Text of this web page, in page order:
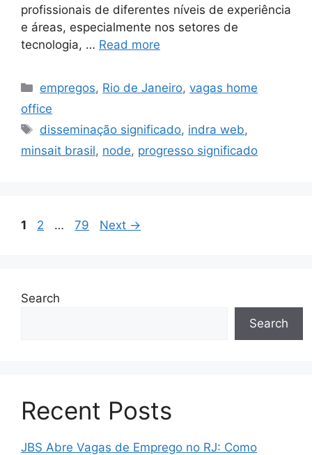
profissionais de diferentes níveis de experiência
e áreas, especialmente nos setores de
tecnologia, … Read more
Categories
empregos, Rio de Janeiro,vagas home
office
Tags
disseminação significado, indra web,
minsait brasil, node, progresso significado
Page
1 Page
2 … Page
79 Next →
Search
Search
Recent Posts
JBS Abre Vagas de Emprego no RJ: Como